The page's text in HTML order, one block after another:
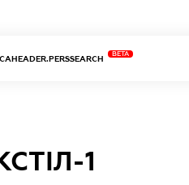
CAHEADER.PERSSEARCH
BETA
1